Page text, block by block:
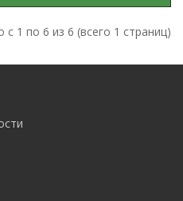
с 1 по 6 из 6 (всего 1 страниц)